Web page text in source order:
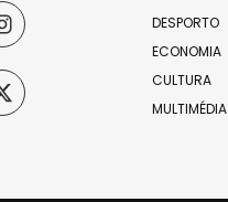
DESPORTO
ECONOMIA
CULTURA
MULTIMÉDIA